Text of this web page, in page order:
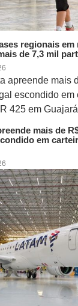
regionais em
de 7,3 mil
mais de
em